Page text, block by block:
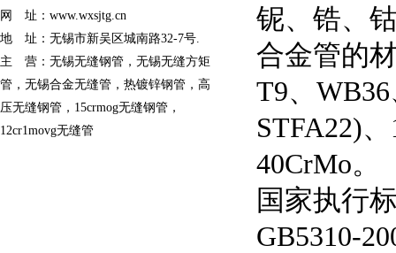
网 址： www.wxsjtg.cn
地 址：无锡市新吴区城南路32-7号.
主 营：无锡无缝钢管，无锡无缝方矩
管，无锡合金无缝管，热镀锌钢管，高
压无缝钢管，15crmog无缝钢管，
12cr1movg无缝管
铌、锆、
合金管的
T9、
STFA22)
40CrMo。
国家执行
GB5310-